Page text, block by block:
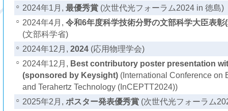
○ 2024年1月, 最優秀賞(次世代光フォーラム2024 in 徳島)
○ 2024年4月, 令和6年度科学技術分野の文部科学大臣表彰
(文部科学省)
○ 2024年12月, 2024(応用物理学会)
○ 2024年12月, Best contributory poster presentation
(sponsored by Keysight)(International Conference on
and Terahertz Technology (InCEPTT2024))
○ 2025年2月, ポスター発表優秀賞(次世代光フォーラム